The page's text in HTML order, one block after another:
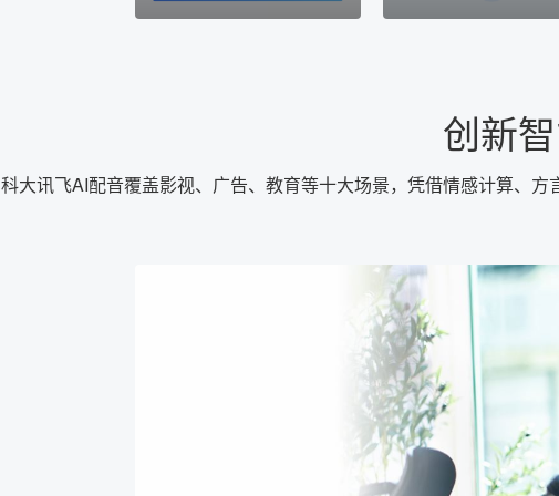
创新
科大讯飞AI配音覆盖影视、广告、教育等十大场景，凭借情感计算、